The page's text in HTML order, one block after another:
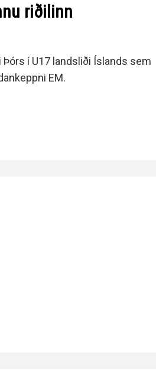
riðilinn
í U17 landsliði Íslands sem
EM.